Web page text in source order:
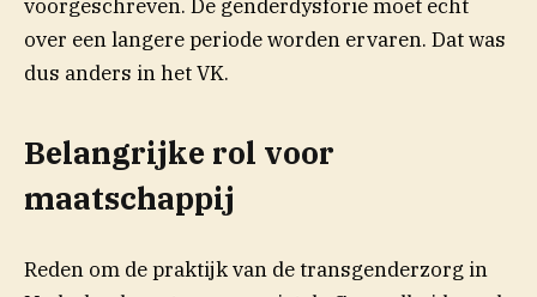
voorgeschreven. De genderdysforie moet echt
over een langere periode worden ervaren. Dat was
dus anders in het VK.
Belangrijke rol voor
maatschappij
Reden om de praktijk van de transgenderzorg in